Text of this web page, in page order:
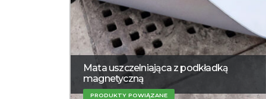
Mata uszczelniająca z podkładką
magnetyczną
PRODUKTY POWIĄZANE